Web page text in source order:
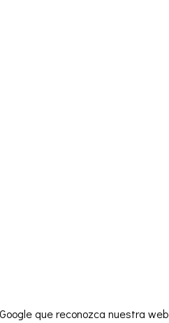
que reconozca nuestra web